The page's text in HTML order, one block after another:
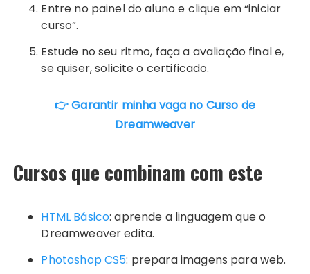
Entre no painel do aluno e clique em “iniciar
curso”.
Estude no seu ritmo, faça a avaliação final e,
se quiser, solicite o certificado.
👉 Garantir minha vaga no Curso de
Dreamweaver
Cursos que combinam com este
HTML Básico: aprende a linguagem que o
Dreamweaver edita.
Photoshop CS5: prepara imagens para web.